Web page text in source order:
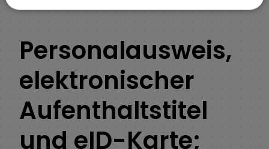
ZURÜCK
Personalausweis,
elektronischer
Aufenthaltstitel
und eID-Karte;